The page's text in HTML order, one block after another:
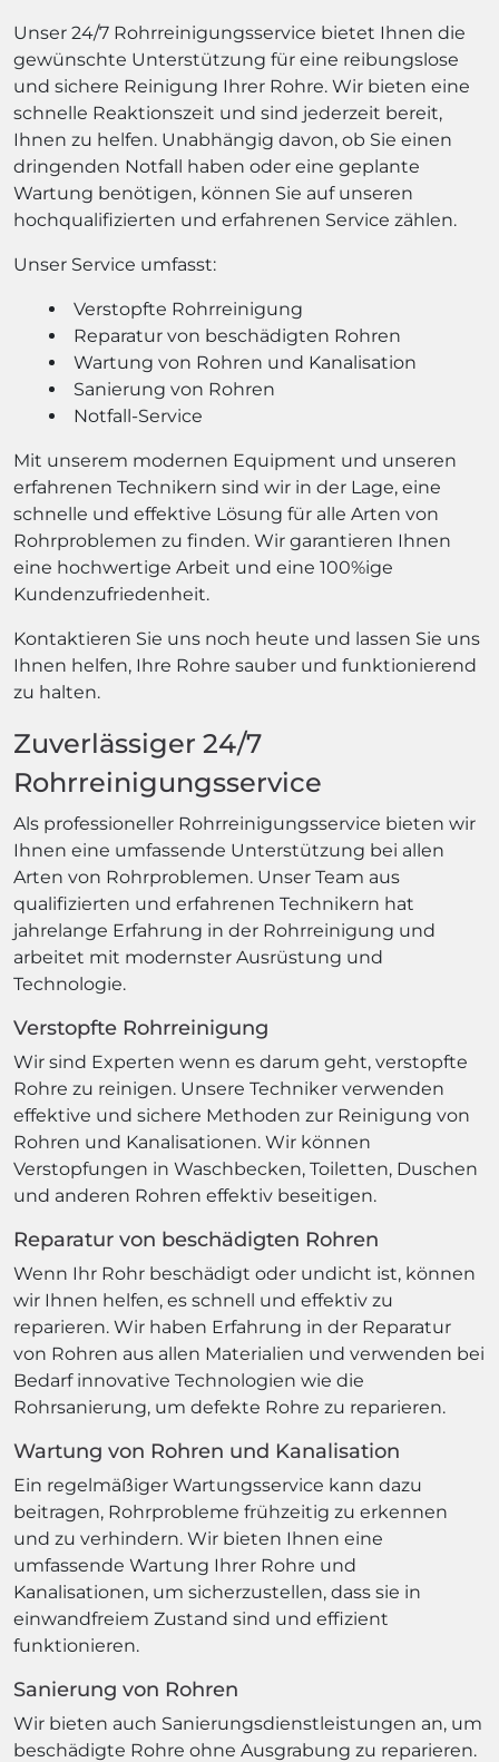
Unser 24/7 Rohrreinigungsservice bietet Ihnen die
gewünschte Unterstützung für eine reibungslose
und sichere Reinigung Ihrer Rohre. Wir bieten eine
schnelle Reaktionszeit und sind jederzeit bereit,
Ihnen zu helfen. Unabhängig davon, ob Sie einen
dringenden Notfall haben oder eine geplante
Wartung benötigen, können Sie auf unseren
hochqualifizierten und erfahrenen Service zählen.
Unser Service umfasst:
Verstopfte Rohrreinigung
Reparatur von beschädigten Rohren
Wartung von Rohren und Kanalisation
Sanierung von Rohren
Notfall-Service
Mit unserem modernen Equipment und unseren
erfahrenen Technikern sind wir in der Lage, eine
schnelle und effektive Lösung für alle Arten von
Rohrproblemen zu finden. Wir garantieren Ihnen
eine hochwertige Arbeit und eine 100%ige
Kundenzufriedenheit.
Kontaktieren Sie uns noch heute und lassen Sie uns
Ihnen helfen, Ihre Rohre sauber und funktionierend
zu halten.
Zuverlässiger 24/7
Rohrreinigungsservice
Als professioneller Rohrreinigungsservice bieten wir
Ihnen eine umfassende Unterstützung bei allen
Arten von Rohrproblemen. Unser Team aus
qualifizierten und erfahrenen Technikern hat
jahrelange Erfahrung in der Rohrreinigung und
arbeitet mit modernster Ausrüstung und
Technologie.
Verstopfte Rohrreinigung
Wir sind Experten wenn es darum geht, verstopfte
Rohre zu reinigen. Unsere Techniker verwenden
effektive und sichere Methoden zur Reinigung von
Rohren und Kanalisationen. Wir können
Verstopfungen in Waschbecken, Toiletten, Duschen
und anderen Rohren effektiv beseitigen.
Reparatur von beschädigten Rohren
Wenn Ihr Rohr beschädigt oder undicht ist, können
wir Ihnen helfen, es schnell und effektiv zu
reparieren. Wir haben Erfahrung in der Reparatur
von Rohren aus allen Materialien und verwenden bei
Bedarf innovative Technologien wie die
Rohrsanierung, um defekte Rohre zu reparieren.
Wartung von Rohren und Kanalisation
Ein regelmäßiger Wartungsservice kann dazu
beitragen, Rohrprobleme frühzeitig zu erkennen
und zu verhindern. Wir bieten Ihnen eine
umfassende Wartung Ihrer Rohre und
Kanalisationen, um sicherzustellen, dass sie in
einwandfreiem Zustand sind und effizient
funktionieren.
Sanierung von Rohren
Wir bieten auch Sanierungsdienstleistungen an, um
beschädigte Rohre ohne Ausgrabung zu reparieren.